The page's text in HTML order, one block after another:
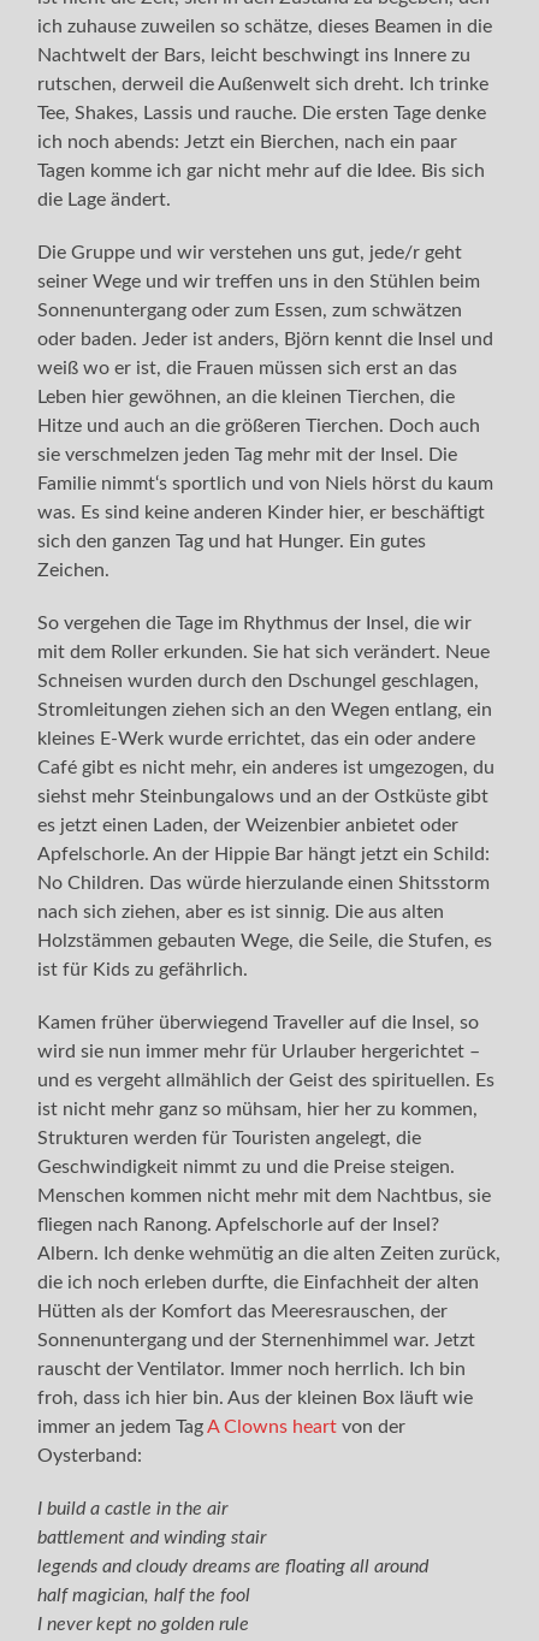
ich zuhause zuweilen so schätze, dieses Beamen in die
Nachtwelt der Bars, leicht beschwingt ins Innere zu
rutschen, derweil die Außenwelt sich dreht. Ich trinke
Tee, Shakes, Lassis und rauche. Die ersten Tage denke
ich noch abends: Jetzt ein Bierchen, nach ein paar
Tagen komme ich gar nicht mehr auf die Idee. Bis sich
die Lage ändert.
Die Gruppe und wir verstehen uns gut, jede/r geht
seiner Wege und wir treffen uns in den Stühlen beim
Sonnenuntergang oder zum Essen, zum schwätzen
oder baden. Jeder ist anders, Björn kennt die Insel und
weiß wo er ist, die Frauen müssen sich erst an das
Leben hier gewöhnen, an die kleinen Tierchen, die
Hitze und auch an die größeren Tierchen. Doch auch
sie verschmelzen jeden Tag mehr mit der Insel. Die
Familie nimmt‘s sportlich und von Niels hörst du kaum
was. Es sind keine anderen Kinder hier, er beschäftigt
sich den ganzen Tag und hat Hunger. Ein gutes
Zeichen.
So vergehen die Tage im Rhythmus der Insel, die wir
mit dem Roller erkunden. Sie hat sich verändert. Neue
Schneisen wurden durch den Dschungel geschlagen,
Stromleitungen ziehen sich an den Wegen entlang, ein
kleines E-Werk wurde errichtet, das ein oder andere
Café gibt es nicht mehr, ein anderes ist umgezogen, du
siehst mehr Steinbungalows und an der Ostküste gibt
es jetzt einen Laden, der Weizenbier anbietet oder
Apfelschorle. An der Hippie Bar hängt jetzt ein Schild:
No Children. Das würde hierzulande einen Shitsstorm
nach sich ziehen, aber es ist sinnig. Die aus alten
Holzstämmen gebauten Wege, die Seile, die Stufen, es
ist für Kids zu gefährlich.
Kamen früher überwiegend Traveller auf die Insel, so
wird sie nun immer mehr für Urlauber hergerichtet –
und es vergeht allmählich der Geist des spirituellen. Es
ist nicht mehr ganz so mühsam, hier her zu kommen,
Strukturen werden für Touristen angelegt, die
Geschwindigkeit nimmt zu und die Preise steigen.
Menschen kommen nicht mehr mit dem Nachtbus, sie
fliegen nach Ranong. Apfelschorle auf der Insel?
Albern. Ich denke wehmütig an die alten Zeiten zurück,
die ich noch erleben durfte, die Einfachheit der alten
Hütten als der Komfort das Meeresrauschen, der
Sonnenuntergang und der Sternenhimmel war. Jetzt
rauscht der Ventilator. Immer noch herrlich. Ich bin
froh, dass ich hier bin. Aus der kleinen Box läuft wie
immer an jedem TagA Clowns heart von der
Oysterband:
I build a castle in the air
battlement and winding stair
legends and cloudy dreams are floating all around
half magician, half the fool
I never kept no golden rule